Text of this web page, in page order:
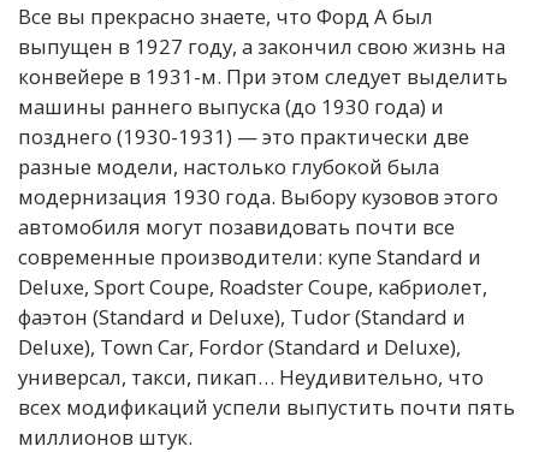
Все вы прекрасно знаете, что Форд А был
выпущен в 1927 году, а закончил свою жизнь на
конвейере в 1931-м. При этом следует выделить
машины раннего выпуска (до 1930 года) и
позднего (1930-1931) — это практически две
разные модели, настолько глубокой была
модернизация 1930 года. Выбору кузовов этого
автомобиля могут позавидовать почти все
современные производители: купе Standard и
Deluxe, Sport Coupe, Roadster Coupe, кабриолет,
фаэтон (Standard и Deluxe), Tudor (Standard и
Deluxe), Town Car, Fordor (Standard и Deluxe),
универсал, такси, пикап… Неудивительно, что
всех модификаций успели выпустить почти пять
миллионов штук.